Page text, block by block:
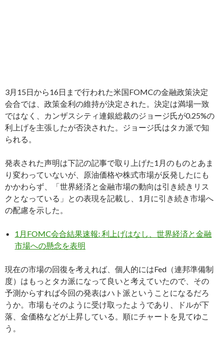
3月15日から16日まで行われた米国FOMCの金融政策決定
会合では、政策金利の維持が決定された。決定は満場一致
ではなく、カンザスシティ連銀総裁のジョージ氏が0.25%の
利上げを主張したが否決された。ジョージ氏はタカ派で知
られる。
発表された声明は下記の記事で取り上げた1月のものとあま
り変わっていないが、原油価格や株式市場が反発したにも
かかわらず、「世界経済と金融市場の動向は引き続きリス
クとなっている」との表現を記載し、1月に引き続き市場へ
の配慮を示した。
1月FOMC会合結果速報: 利上げはなし、世界経済と金融
市場への懸念を表明
現在の市場の回復を考えれば、個人的にはFed（連邦準備制
度）はもっとタカ派になって良いと考えていたので、その
予測からすれば今回の発表はハト派ということになるだろ
うか。市場もそのように受け取ったようであり、ドルが下
落、金価格などが上昇している。順にチャートを見てゆこ
う。